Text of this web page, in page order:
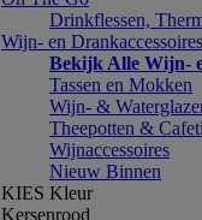
Drinkflessen,
Wijn- en Drankaccessoires
Bekijk Alle Wijn-
Tassen en Mokken
Wijn- &
Theepotten &
Wijnaccessoires
Nieuw Binnen
KIES Kleur
Kersenrood